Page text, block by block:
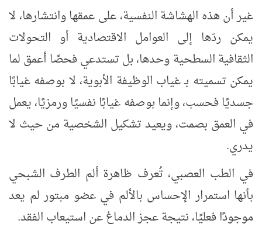
غير أن هذه الهشاشة النفسية، على عمقها وانتشارها، لا
يمكن ردّها إلى العوامل الاقتصادية أو التحولات
الثقافية السطحية وحدها، بل تستدعي فحصًا أعمق لما
يمكن تسميته بـ غياب الوظيفة الأبوية، لا بوصفه غيابًا
جسديًا فحسب، وإنما بوصفه غيابًا نفسيًا ورمزيًا، يعمل
في العمق بصمت، ويعيد تشكيل الشخصية من حيث لا
يدري.
في الطب العصبي، تُعرف ظاهرة ألم الطرف الشبحي
بأنها استمرار الإحساس بالألم في عضو مبتور لم يعد
موجودًا فعليًا، نتيجة عجز الدماغ عن استيعاب الفقد.